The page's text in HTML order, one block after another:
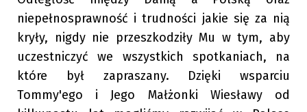
niepełnosprawność i trudności jakie się za nią
kryły, nigdy nie przeszkodziły Mu w tym, aby
uczestniczyć we wszystkich spotkaniach, na
które był zapraszany. Dzięki wsparciu
Tommy'ego i Jego Małżonki Wiesławy od